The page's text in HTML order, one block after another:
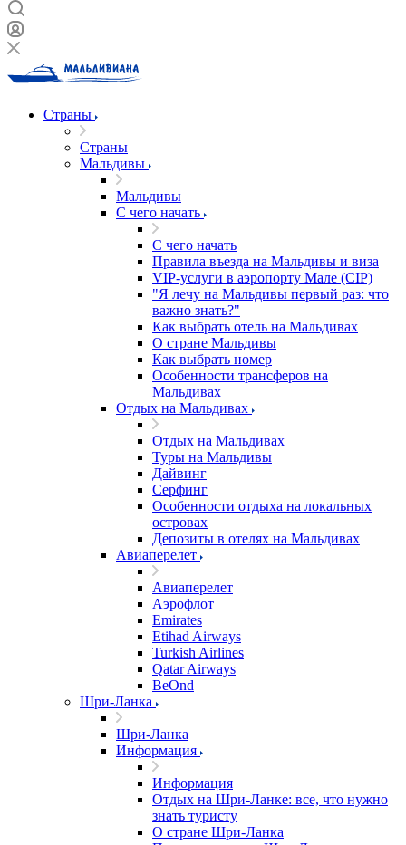
Страны
Страны
Мальдивы
Мальдивы
С чего начать
С чего начать
Правила въезда на Мальдивы и виза
VIP-услуги в аэропорту Мале (CIP)
"Я лечу на Мальдивы первый раз: что
важно знать?"
Как выбрать отель на Мальдивах
О стране Мальдивы
Как выбрать номер
Особенности трансферов на
Мальдивах
Отдых на Мальдивах
Отдых на Мальдивах
Туры на Мальдивы
Дайвинг
Серфинг
Особенности отдыха на локальных
островах
Депозиты в отелях на Мальдивах
Авиаперелет
Авиаперелет
Аэрофлот
Emirates
Etihad Airways
Turkish Airlines
Qatar Airways
BeOnd
Шри-Ланка
Шри-Ланка
Информация
Информация
Отдых на Шри-Ланке: все, что нужно
знать туристу
О стране Шри-Ланка